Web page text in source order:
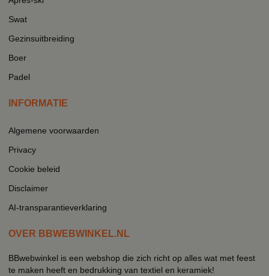
Swat
Gezinsuitbreiding
Boer
Padel
INFORMATIE
Algemene voorwaarden
Privacy
Cookie beleid
Disclaimer
AI-transparantieverklaring
OVER BBWEBWINKEL.NL
BBwebwinkel is een webshop die zich richt op alles wat met feest
te maken heeft en bedrukking van textiel en keramiek!